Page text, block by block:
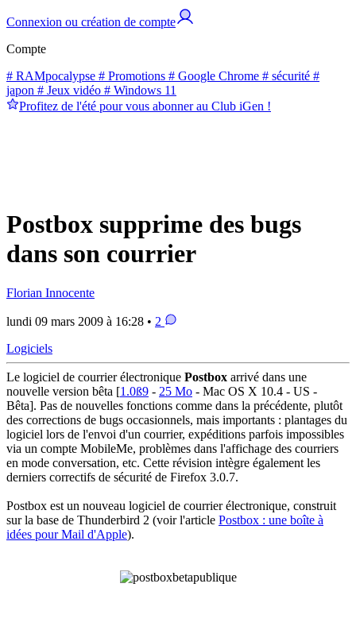
Connexion ou création de compte
Compte
# RAMpocalypse # Promotions # Google Chrome # sécurité #
japon # Jeux vidéo # Windows 11
Profitez de l'été pour vous abonner au Club iGen !
Postbox supprime des bugs
dans son courrier
Florian Innocente
lundi 09 mars 2009 à 16:28 • 2
Logiciels
Le logiciel de courrier électronique Postbox arrivé dans une
nouvelle version bêta [1.0ß9 - 25 Mo - Mac OS X 10.4 - US -
Bêta]. Pas de nouvelles fonctions comme dans la précédente, plutôt
des corrections de bugs occasionnels, mais importants : plantages du
logiciel lors de l'envoi d'un courrier, expéditions parfois impossibles
via un compte MobileMe, problèmes dans l'affichage des courriers
en mode conversation, etc. Cette révision intègre également les
derniers correctifs de sécurité de Firefox 3.0.7.
Postbox est un nouveau logiciel de courrier électronique, construit
sur la base de Thunderbird 2 (voir l'article Postbox : une boîte à
idées pour Mail d'Apple).